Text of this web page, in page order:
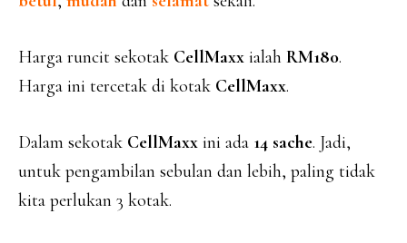
Harga runcit sekotak CellMaxx ialah RM180.
Harga ini tercetak di kotak CellMaxx.
Dalam sekotak CellMaxx ini ada 14 sache. Jadi,
untuk pengambilan sebulan dan lebih, paling tidak
kita perlukan 3 kotak.